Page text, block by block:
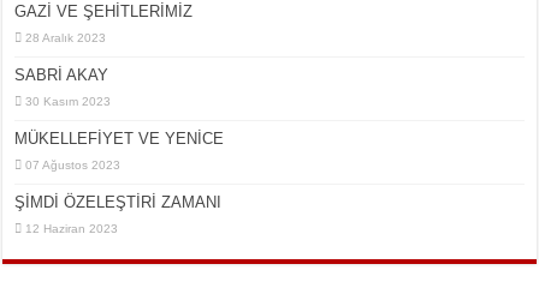
GAZİ VE ŞEHİTLERİMİZ
28 Aralık 2023
SABRİ AKAY
30 Kasım 2023
MÜKELLEFİYET VE YENİCE
07 Ağustos 2023
ŞİMDİ ÖZELEŞTİRİ ZAMANI
12 Haziran 2023